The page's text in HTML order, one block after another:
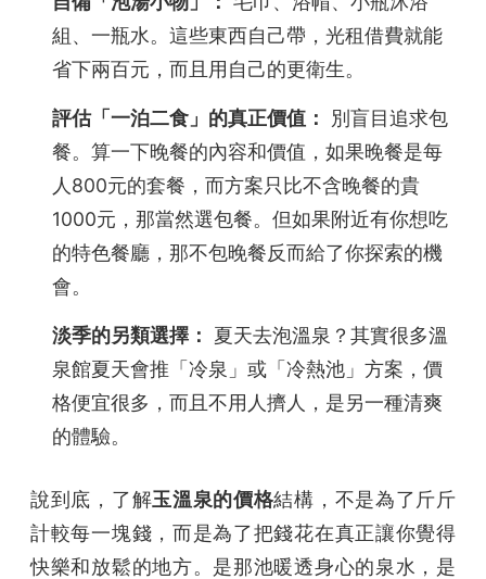
組、一瓶水。這些東西自己帶，光租借費就能
省下兩百元，而且用自己的更衛生。
評估「一泊二食」的真正價值：
別盲目追求包
餐。算一下晚餐的內容和價值，如果晚餐是每
人800元的套餐，而方案只比不含晚餐的貴
1000元，那當然選包餐。但如果附近有你想吃
的特色餐廳，那不包晚餐反而給了你探索的機
會。
淡季的另類選擇：
夏天去泡溫泉？其實很多溫
泉館夏天會推「冷泉」或「冷熱池」方案，價
格便宜很多，而且不用人擠人，是另一種清爽
的體驗。
說到底，了解玉溫泉的價格結構，不是為了斤斤
計較每一塊錢，而是為了把錢花在真正讓你覺得
快樂和放鬆的地方。是那池暖透身心的泉水，是